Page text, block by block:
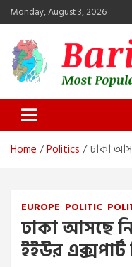
Skip
to
content
Monday, August 3, 2026
Barisal
The Most Popular News
Home Politics ঢাকা
EUROPE POLITIC
ঢাকা আসছে
ইইউর